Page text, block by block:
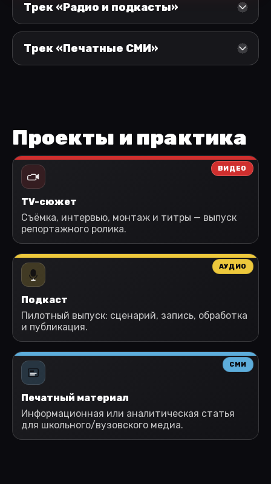
Трек «Радио и подкасты»
Трек «Печатные СМИ»
Проекты и практика
ВИДЕО
TV-сюжет
Съёмка, интервью, монтаж и титры — выпуск
репортажного ролика.
АУДИО
Подкаст
Пилотный выпуск: сценарий, запись, обработка
и публикация.
СМИ
Печатный материал
Информационная или аналитическая статья
для школьного/вузовского медиа.